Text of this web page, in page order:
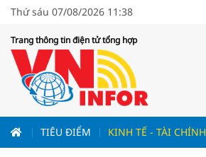
Thứ sáu 07/08/2026 11:38
Trang thông tin điện tử tổng hợp
TIÊU ĐIỂM KINH TẾ - TÀI CHÍNH